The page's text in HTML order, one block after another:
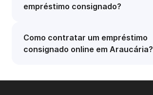
empréstimo consignado?
Como contratar um empréstimo
consignado online em Araucária?